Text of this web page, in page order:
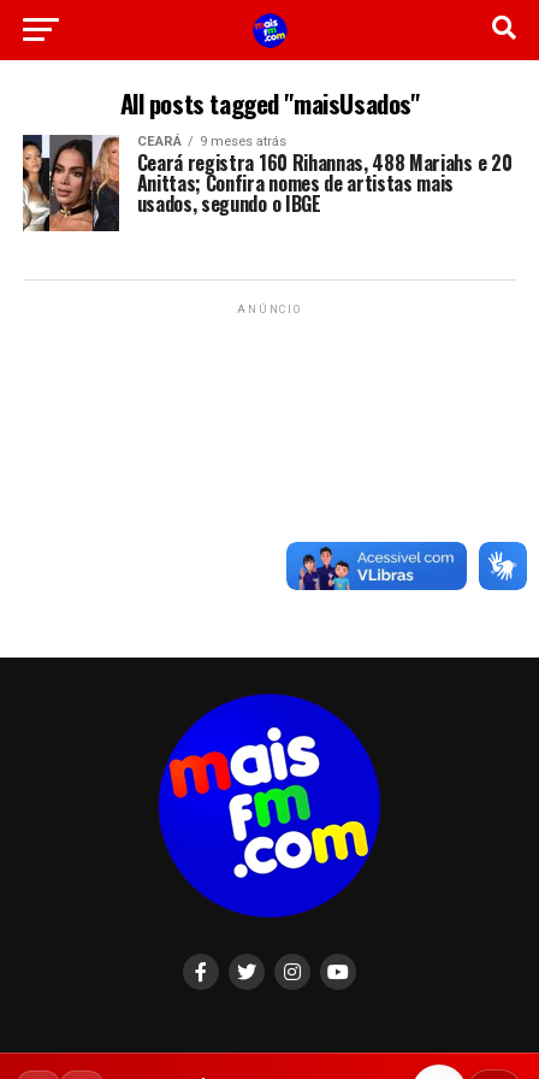
All posts tagged "maisUsados"
CEARÁ 9 meses atrás
Ceará registra 160 Rihannas, 488 Mariahs e 20
Anittas; Confira nomes de artistas mais
usados, segundo o IBGE
ANÚNCIO